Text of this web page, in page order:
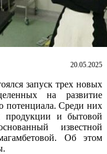
20.05.2025
запуск трех новых
на развитие
потенциала. Среди них
продукции и бытовой
известной
Об этом